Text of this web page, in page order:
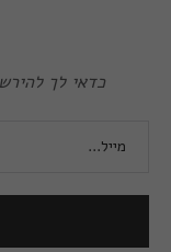
כדאי לך